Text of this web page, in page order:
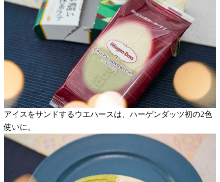
アイスをサンドするウエハースは、ハーゲンダッツ初の2色
使いに。